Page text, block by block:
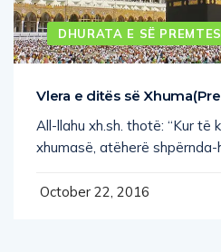
DHURATA E SË PREMTES
Vlera e ditës së
All-llahu xh.sh. thotë: “Kur të
xhumasë, atëherë shpërnda-
October 22, 2016